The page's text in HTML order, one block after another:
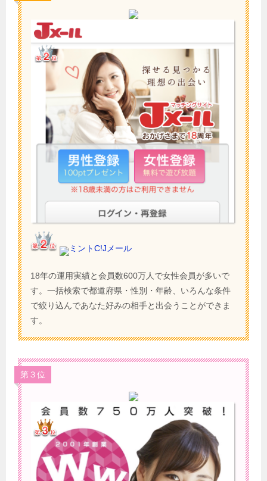
ミントC!Jメール
18年の運用実績と会員数600万人で女性会員が多いで
す。一括検索で都道府県・性別・年齢、いろんな条件
で絞り込んであなた好みの相手と出会うことができま
す。
第３位